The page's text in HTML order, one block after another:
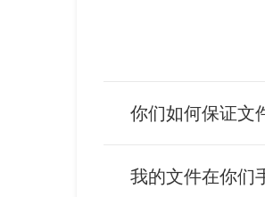
你们如何保证文
我的文件在你们